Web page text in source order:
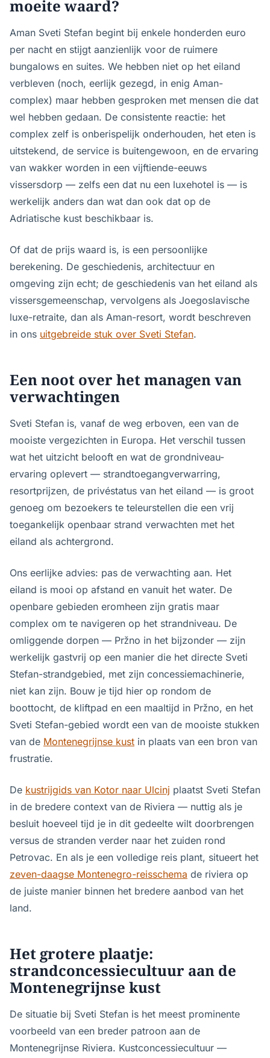
moeite waard?
Aman Sveti Stefan begint bij enkele honderden euro
per nacht en stijgt aanzienlijk voor de ruimere
bungalows en suites. We hebben niet op het eiland
verbleven (noch, eerlijk gezegd, in enig Aman-
complex) maar hebben gesproken met mensen die dat
wel hebben gedaan. De consistente reactie: het
complex zelf is onberispelijk onderhouden, het eten is
uitstekend, de service is buitengewoon, en de ervaring
van wakker worden in een vijftiende-eeuws
vissersdorp — zelfs een dat nu een luxehotel is — is
werkelijk anders dan wat dan ook dat op de
Adriatische kust beschikbaar is.
Of dat de prijs waard is, is een persoonlijke
berekening. De geschiedenis, architectuur en
omgeving zijn echt; de geschiedenis van het eiland als
vissersgemeenschap, vervolgens als Joegoslavische
luxe-retraite, dan als Aman-resort, wordt beschreven
in ons uitgebreide stuk over Sveti Stefan.
Een noot over het managen van
verwachtingen
Sveti Stefan is, vanaf de weg erboven, een van de
mooiste vergezichten in Europa. Het verschil tussen
wat het uitzicht belooft en wat de grondniveau-
ervaring oplevert — strandtoegangverwarring,
resortprijzen, de privéstatus van het eiland — is groot
genoeg om bezoekers te teleurstellen die een vrij
toegankelijk openbaar strand verwachten met het
eiland als achtergrond.
Ons eerlijke advies: pas de verwachting aan. Het
eiland is mooi op afstand en vanuit het water. De
openbare gebieden eromheen zijn gratis maar
complex om te navigeren op het strandniveau. De
omliggende dorpen — Pržno in het bijzonder — zijn
werkelijk gastvrij op een manier die het directe Sveti
Stefan-strandgebied, met zijn concessiemachinerie,
niet kan zijn. Bouw je tijd hier op rondom de
boottocht, de kliftpad en een maaltijd in Pržno, en het
Sveti Stefan-gebied wordt een van de mooiste stukken
van de Montenegrijnse kust in plaats van een bron van
frustratie.
De kustrijgids van Kotor naar Ulcinj plaatst Sveti Stefan
in de bredere context van de Riviera — nuttig als je
besluit hoeveel tijd je in dit gedeelte wilt doorbrengen
versus de stranden verder naar het zuiden rond
Petrovac. En als je een volledige reis plant, situeert het
zeven-daagse Montenegro-reisschema de riviera op
de juiste manier binnen het bredere aanbod van het
land.
Het grotere plaatje:
strandconcessiecultuur aan de
Montenegrijnse kust
De situatie bij Sveti Stefan is het meest prominente
voorbeeld van een breder patroon aan de
Montenegrijnse Riviera. Kustconcessiecultuur —